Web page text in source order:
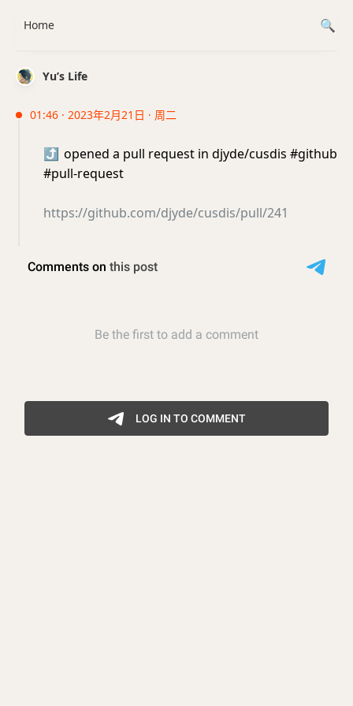
Yu’s Life
01:46 · 2023年2月21日 · 周二
⤴️ opened a pull request in djyde/cusdis #github
#pull-request
https://github.com/djyde/cusdis/pull/241
Home